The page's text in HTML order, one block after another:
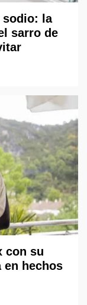
sodio: la
sarro de
con su
en hechos